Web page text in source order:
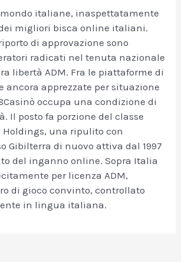
italiane, inaspettatamente
migliori bisca online italiani.
di approvazione sono
radicati nel tenuta nazionale
libertà ADM. Fra le piattaforme di
ancora apprezzate per situazione
occupa una condizione di
Il posto fa porzione del classe
una ripulito con
Gibilterra di nuovo attiva dal 1997
del inganno online. Sopra Italia
per licenza ADM,
di gioco convinto, controllato
in lingua italiana.